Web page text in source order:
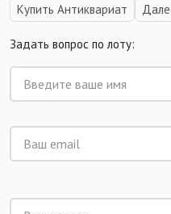
Купить Антиквариат
Задать вопрос по лоту: